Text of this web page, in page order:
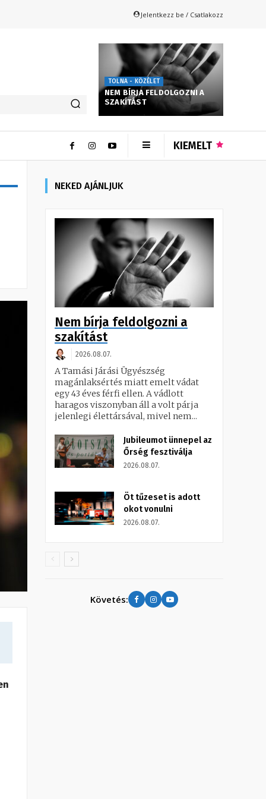
Jelentkezz be / Csatlakozz
TOLNA - KÖZÉLET
NEM BÍRJA FELDOLGOZNI A
SZAKÍTÁST
KIEMELT
NEKED AJÁNLJUK
Nem bírja feldolgozni a
szakítást
2026.08.07.
A Tamási Járási Ügyészség
magánlaksértés miatt emelt vádat
egy 43 éves férfi ellen. A vádlott
haragos viszonyban áll a volt párja
jelenlegi élettársával, mivel nem...
Jubileumot ünnepel az
Őrség fesztiválja
2026.08.07.
Öt tűzeset is adott
okot vonulni
2026.08.07.
Követés: